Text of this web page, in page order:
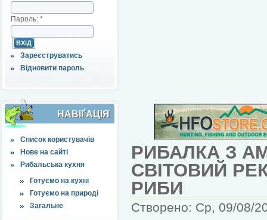
Пароль: *
Зареєструватись
Відновити пароль
НАВІҐАЦІЯ
Список користувачів
Нове на сайті
Рибальська кухня
Готуємо на кухні
Готуємо на природі
Загальне
РИБАЛКА З
СВІТОВИЙ
РИБИ
Створено: Ср, 09/08/